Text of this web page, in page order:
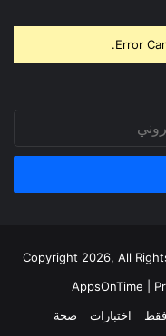
Error
AppsOnTime |
اختبارات صحة